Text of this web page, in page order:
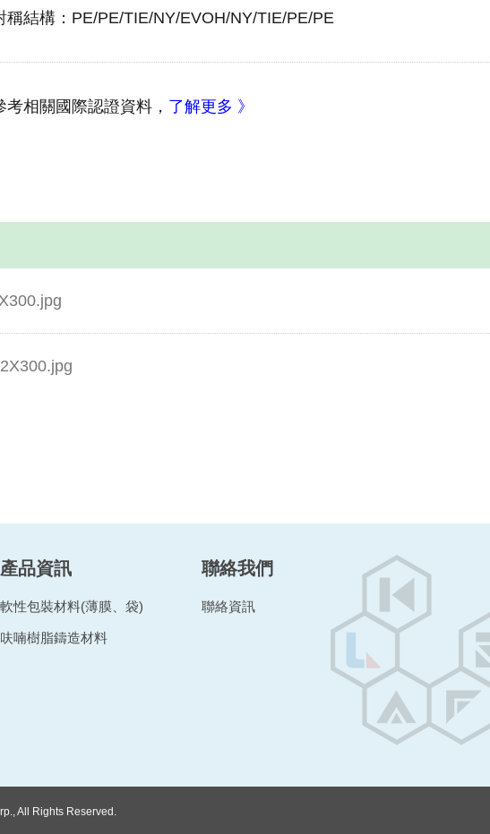
稱結構：PE/PE/TIE/NY/EVOH/NY/TIE/PE/PE
考相關國際認證資料， 了解更多 》
產品資訊
軟性包裝材料(薄膜、袋)
呋喃樹脂鑄造材料
聯絡我們
聯絡資訊
All Rights Reserved.